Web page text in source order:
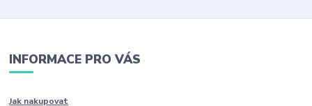
INFORMACE PRO VÁS
Jak nakupovat